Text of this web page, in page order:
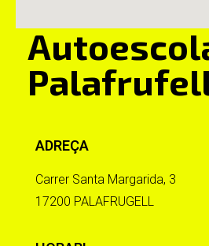
ADREÇA
Carrer Santa Margarida, 3
17200 PALAFRUGELL